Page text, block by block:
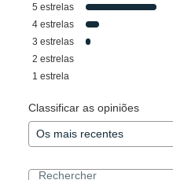
5 estrelas
4 estrelas
3 estrelas
2 estrelas
1 estrela
Classificar as opiniões